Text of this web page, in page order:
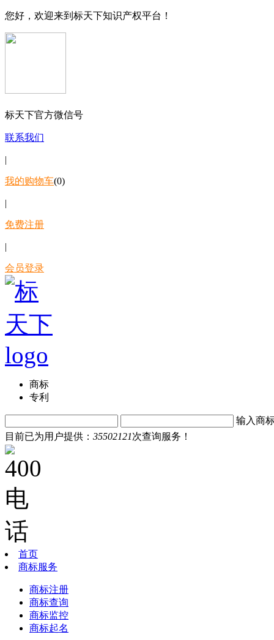
您好，欢迎来到标天下知识产权平台！
标天下官方微信号
联系我们
|
我的购物车(0)
|
免费注册
|
会员登录
商标
专利
输入商
目前已为用户提供： 35502121次查询服务！
首页
商标服务
商标注册
商标查询
商标监控
商标起名